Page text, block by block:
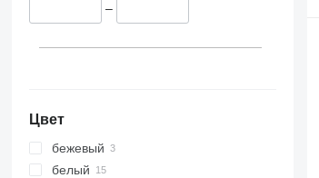
–
Цвет
бежевый
белый